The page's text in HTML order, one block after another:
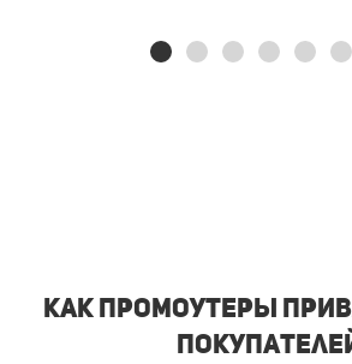
Как промоутеры